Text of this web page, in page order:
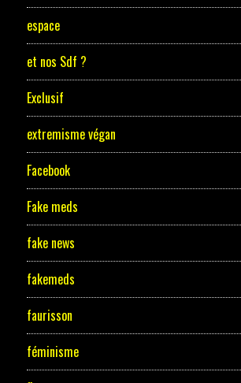
espace
et nos Sdf ?
Exclusif
extremisme végan
Facebook
Fake meds
fake news
fakemeds
faurisson
féminisme